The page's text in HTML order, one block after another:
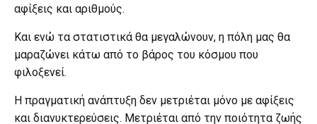
αφίξεις και αριθμούς.
Και ενώ τα στατιστικά θα μεγαλώνουν, η πόλη μας θα
μαραζώνει κάτω από το βάρος του κόσμου που
φιλοξενεί.
Η πραγματική ανάπτυξη δεν μετριέται μόνο με αφίξεις
και διανυκτερεύσεις. Μετριέται από την ποιότητα ζωής